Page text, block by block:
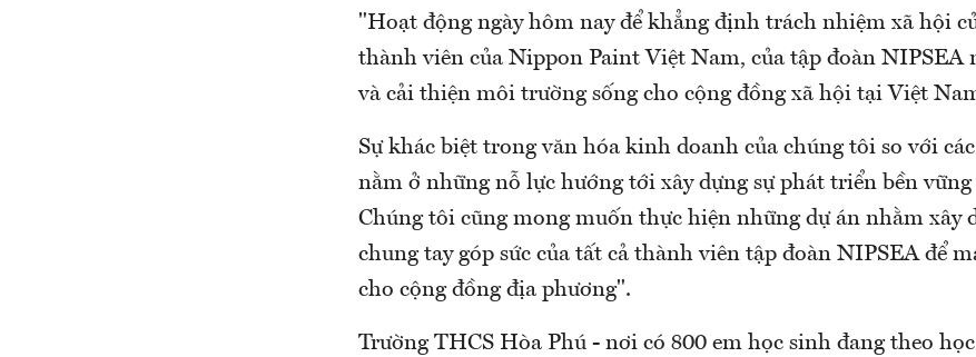
"Hoạt động ngày hôm nay để khẳng định trách nhiệm xã hội
thành viên của Nippon Paint Việt Nam, của tập đoàn NIPSEA
và cải thiện môi trường sống cho cộng đồng xã hội tại Việt
Sự khác biệt trong văn hóa kinh doanh của chúng tôi so với
nằm ở những nỗ lực hướng tới xây dựng sự phát triển bền vững
Chúng tôi cũng mong muốn thực hiện những dự án nhằm xây
chung tay góp sức của tất cả thành viên tập đoàn NIPSEA để
cho cộng đồng địa phương".
Trường THCS Hòa Phú - nơi có 800 em học sinh đang theo